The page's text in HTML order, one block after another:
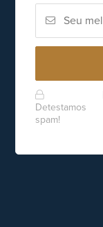
Detestamos
spam!